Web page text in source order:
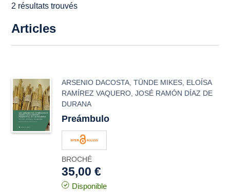
2 résultats trouvés
Articles
ARSENIO DACOSTA ,TÜNDE MIKES ELOÍSA
RAMÍREZ VAQUERO ,JOSÉ RAMÓN DÍAZ DE
DURANA
Preámbulo
BROCHÉ
35,00 €
Disponible